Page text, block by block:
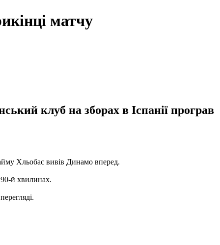
матчу
клуб на зборах в Іспанії програв
Хльобас вивів Динамо вперед.
й хвилинах.